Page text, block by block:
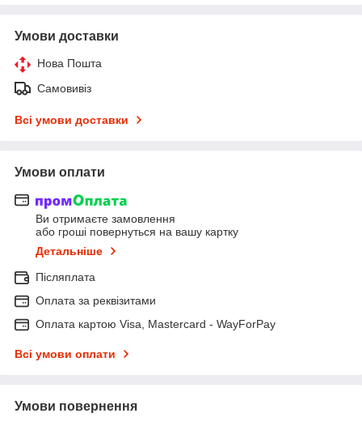
Умови доставки
Нова Пошта
Самовивіз
Всі умови доставки
Умови оплати
Ви отримаєте замовлення
або гроші повернуться на вашу картку
Детальніше
Післяплата
Оплата за реквізитами
Оплата картою Visa, Mastercard - WayForPay
Всі умови оплати
Умови повернення